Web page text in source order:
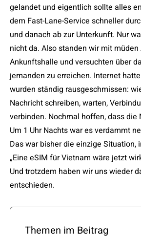
gelandet und eigentlich sollte alles
dem Fast-Lane-Service schneller
und danach ab zur Unterkunft. Nur
nicht da. Also standen wir mit müden
Ankunftshalle und versuchten über
jemanden zu erreichen. Internet
wurden ständig rausgeschmissen:
Nachricht schreiben, warten,
verbinden. Nochmal hoffen, dass die
Um 1 Uhr Nachts war es verdammt
Das war bisher die einzige Situation,
„Eine eSIM für Vietnam wäre jetzt
Und trotzdem haben wir uns wieder
entschieden.
Themen im Beitrag